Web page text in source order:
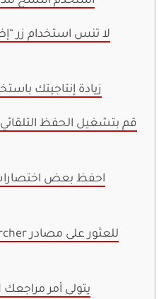
5. زيادة إنتاجيتك
9. دع برنامج Word يتولى أمر مراجعك